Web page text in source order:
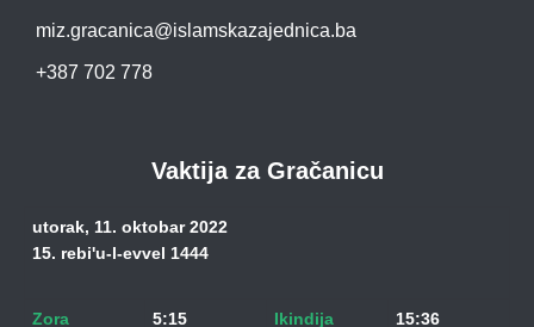
miz.gracanica@islamskazajednica.ba
+387 702 778
Vaktija za Gračanicu
utorak, 11. oktobar 2022
15. rebi'u-l-evvel 1444
Zora 5:15 Ikindija 15:36